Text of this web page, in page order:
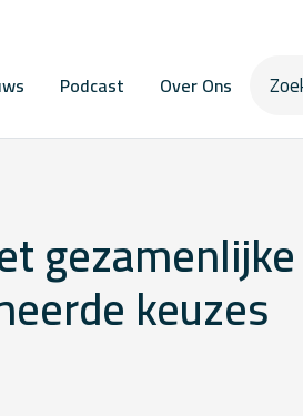
Podcast Over Ons
gezamenlijke
keuzes